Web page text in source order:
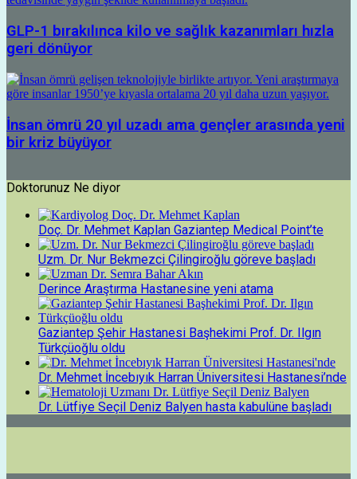
GLP-1 bırakılınca kilo ve sağlık kazanımları hızla
geri dönüyor
İnsan ömrü 20 yıl uzadı ama gençler arasında yeni
bir kriz büyüyor
Doktorunuz Ne diyor
Doç. Dr. Mehmet Kaplan Gaziantep Medical Point’te
Uzm. Dr. Nur Bekmezci Çilingiroğlu göreve başladı
Derince Araştırma Hastanesine yeni atama
Gaziantep Şehir Hastanesi Başhekimi Prof. Dr. Ilgın
Türkçüoğlu oldu
Dr. Mehmet İncebıyık Harran Üniversitesi Hastanesi’nde
Dr. Lütfiye Seçil Deniz Balyen hasta kabulüne başladı